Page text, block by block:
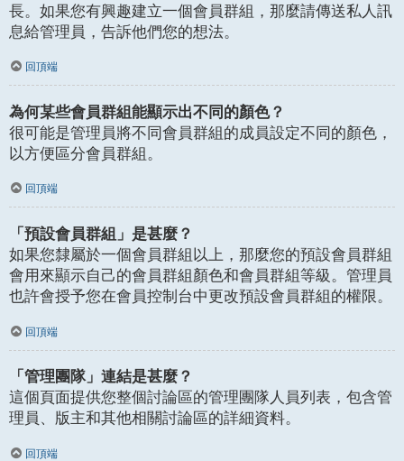
長。如果您有興趣建立一個會員群組，那麼請傳送私人訊
息給管理員，告訴他們您的想法。
回頂端
為何某些會員群組能顯示出不同的顏色？
很可能是管理員將不同會員群組的成員設定不同的顏色，
以方便區分會員群組。
回頂端
「預設會員群組」是甚麼？
如果您隸屬於一個會員群組以上，那麼您的預設會員群組
會用來顯示自己的會員群組顏色和會員群組等級。管理員
也許會授予您在會員控制台中更改預設會員群組的權限。
回頂端
「管理團隊」連結是甚麼？
這個頁面提供您整個討論區的管理團隊人員列表，包含管
理員、版主和其他相關討論區的詳細資料。
回頂端